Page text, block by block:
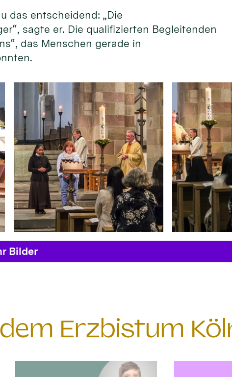
das entscheidend: „Die
sagte er. Die qualifizierten Begleitenden
das Menschen gerade in
Bilder
Erzbistum